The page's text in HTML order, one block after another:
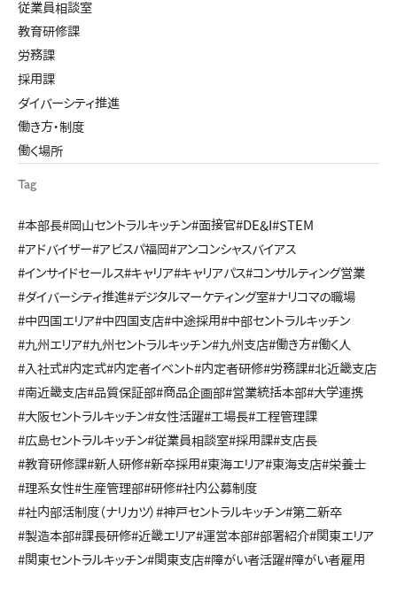
従業員相談室
教育研修課
労務課
採用課
ダイバーシティ推進
働き方・制度
働く場所
Tag
#本部長#岡山セントラルキッチン#面接官#DE&I #STEM
#アドバイザー#アビスパ福岡#アンコンシャスバイアス
#インサイドセールス#キャリア#キャリアパス#コンサルティング営業
#ダイバーシティ推進#デジタルマーケティング室#ナリコマの職場
#中四国エリア#中四国支店#中途採用#中部セントラルキッチン
#九州エリア#九州セントラルキッチン#九州支店#働き方#働く人
#入社式#内定式#内定者イベント#内定者研修#労務課#北近畿支店
#南近畿支店#品質保証部#商品企画部#営業統括本部#大学連携
#大阪セントラルキッチン#女性活躍#工場長#工程管理課
#広島セントラルキッチン#従業員相談室#採用課#支店長
#教育研修課#新人研修#新卒採用#東海エリア#東海支店#栄養士
#理系女性#生産管理部#研修#社内公募制度
#社内部活制度（ナリカツ） #神戸セントラルキッチン#第二新卒
#製造本部#課長研修#近畿エリア#運営本部#部署紹介#関東エリア
#関東セントラルキッチン#関東支店#障がい者活躍#障がい者雇用